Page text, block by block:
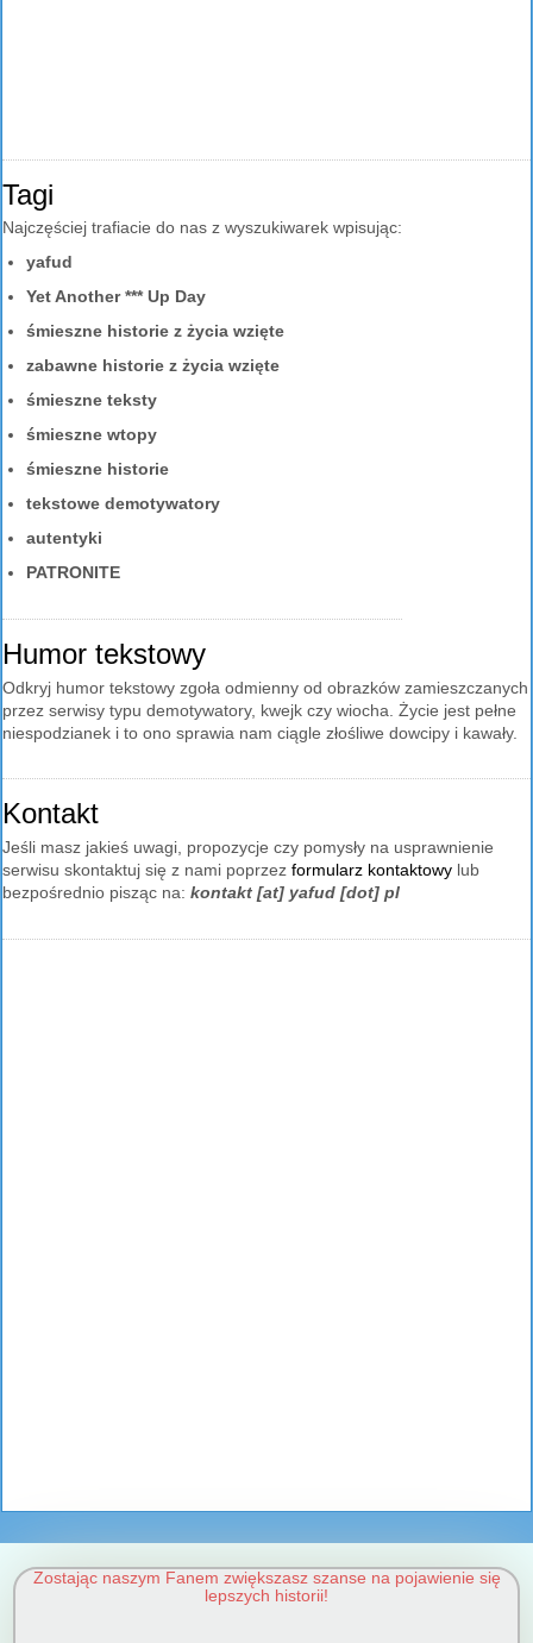
Tagi
Najczęściej trafiacie do nas z wyszukiwarek wpisując:
yafud
Yet Another *** Up Day
śmieszne historie z życia wzięte
zabawne historie z życia wzięte
śmieszne teksty
śmieszne wtopy
śmieszne historie
tekstowe demotywatory
autentyki
PATRONITE
Humor tekstowy
Odkryj humor tekstowy zgoła odmienny od obrazków zamieszczanych
przez serwisy typu demotywatory, kwejk czy wiocha. Życie jest pełne
niespodzianek i to ono sprawia nam ciągle złośliwe dowcipy i kawały.
Kontakt
Jeśli masz jakieś uwagi, propozycje czy pomysły na usprawnienie
serwisu skontaktuj się z nami poprzez formularz kontaktowy lub
bezpośrednio pisząc na: kontakt [at] yafud [dot] pl
Zostając naszym Fanem zwiększasz szanse na pojawienie się
lepszych historii!